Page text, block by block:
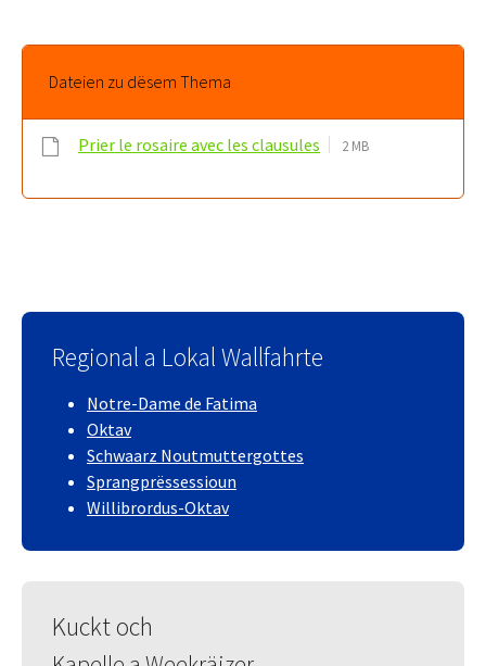
Dateien zu dësem Thema
Prier le rosaire avec les clausules 2 MB
Regional a Lokal Wallfahrte
Notre-Dame de Fatima
Oktav
Schwaarz Noutmuttergottes
Sprangprëssessioun
Willibrordus-Oktav
Kuckt och